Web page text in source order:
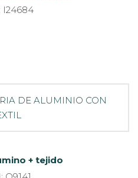
I24684
+ tejido